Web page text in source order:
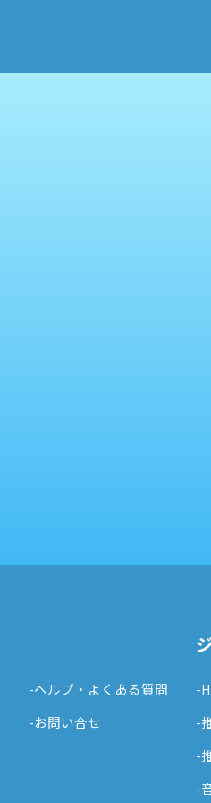
-ヘルプ・よくある質問
-お問い合せ
-
-
-
-